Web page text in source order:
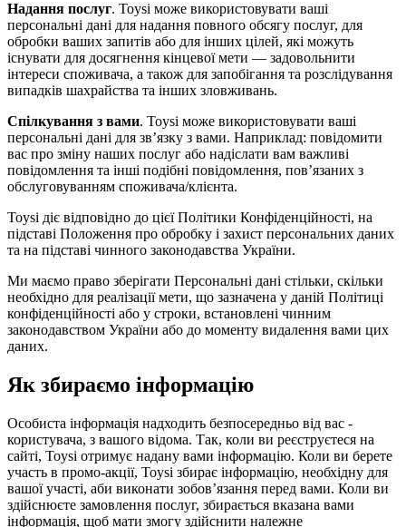
Надання послуг. Toysi може використовувати ваші
персональні дані для надання повного обсягу послуг, для
обробки ваших запитів або для інших цілей, які можуть
існувати для досягнення кінцевої мети — задовольнити
інтереси споживача, а також для запобігання та розслідування
випадків шахрайства та інших зловживань.
Спілкування з вами. Toysi може використовувати ваші
персональні дані для зв’язку з вами. Наприклад: повідомити
вас про зміну наших послуг або надіслати вам важливі
повідомлення та інші подібні повідомлення, пов’язаних з
обслуговуванням споживача/клієнта.
Toysi діє відповідно до цієї Політики Конфіденційності, на
підставі Положення про обробку і захист персональних даних
та на підставі чинного законодавства України.
Ми маємо право зберігати Персональні дані стільки, скільки
необхідно для реалізації мети, що зазначена у даній Політиці
конфіденційності або у строки, встановлені чинним
законодавством України або до моменту видалення вами цих
даних.
Як збираємо інформацію
Особиста інформація надходить безпосередньо від вас -
користувача, з вашого відома. Так, коли ви реєструєтеся на
сайті, Toysi отримує надану вами інформацію. Коли ви берете
участь в промо-акції, Toysi збирає інформацію, необхідну для
вашої участі, аби виконати зобов’язання перед вами. Коли ви
здійснюєте замовлення послуг, збирається вказана вами
інформація, щоб мати змогу здійснити належне